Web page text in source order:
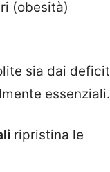
(obesità)
sia dai deficit
essenziali.
ripristina le